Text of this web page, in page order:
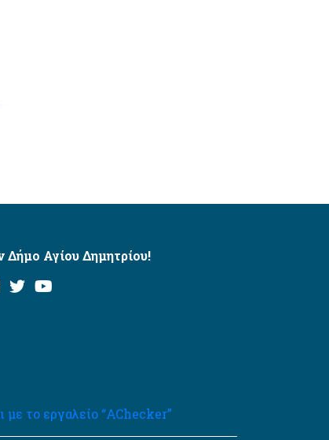
Δήμο Αγίου Δημητρίου!
το εργαλείο “AChecker”